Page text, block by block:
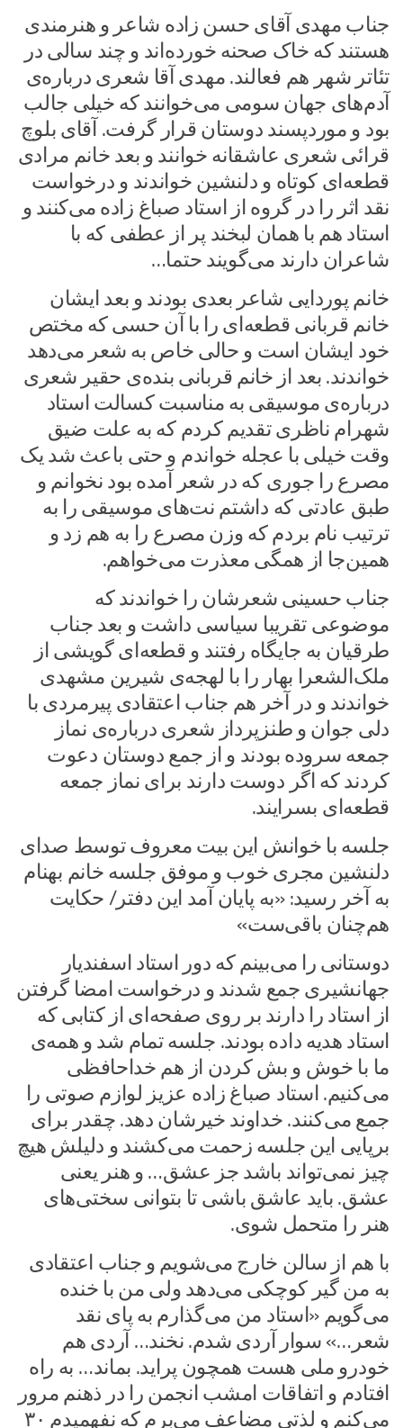
جناب مهدی آقای حسن زاده شاعر و هنرمندی
هستند که خاک صحنه خورده‌اند و چند سالی در
تئاتر شهر هم فعالند. مهدی آقا شعری درباره‌ی
آدم‌های جهان سومی می‌خوانند که خیلی جالب
بود و موردپسند دوستان قرار گرفت. آقای بلوچ
قرائی شعری عاشقانه خوانند و بعد خانم مرادی
قطعه‌ای کوتاه و دلنشین خواندند و درخواست
نقد اثر را در گروه از استاد صباغ زاده می‌کنند و
استاد هم با همان لبخند پر از عطفی که با
شاعران دارند می‌گویند حتما…
خانم پوردایی شاعر بعدی بودند و بعد ایشان
خانم قربانی قطعه‌ای را با آن حسی که مختص
خود ایشان است و حالی خاص به شعر می‌دهد
خواندند. بعد از خانم قربانی بنده‌ی حقیر شعری
درباره‌ی موسیقی به مناسبت کسالت استاد
شهرام ناظری تقدیم کردم که به علت ضیق
وقت خیلی با عجله خواندم و حتی باعث شد یک
مصرع را جوری که در شعر آمده بود نخوانم و
طبق عادتی که داشتم نت‌های موسیقی را به
ترتیب نام بردم که وزن مصرع را به هم زد و
همین‌جا از همگی معذرت می‌خواهم.
جناب حسینی شعرشان را خواندند که
موضوعی تقریبا سیاسی داشت و بعد جناب
طرقیان به جایگاه رفتند و قطعه‌ای گویشی از
ملک‌الشعرا بهار را با لهجه‌ی شیرین مشهدی
خواندند و در آخر هم جناب اعتقادی پیرمردی با
دلی جوان و طنزپرداز شعری درباره‌ی نماز
جمعه سروده بودند و از جمع دوستان دعوت
کردند که اگر دوست دارند برای نماز جمعه
قطعه‌ای بسرایند.
جلسه با خوانش این بیت معروف توسط صدای
دلنشین مجری خوب و موفق جلسه خانم بهنام
به آخر رسید: «به پایان آمد این دفتر/ حکایت
هم‌چنان باقی‌ست»
دوستانی را می‌بینم که دور استاد اسفندیار
جهانشیری جمع شدند و درخواست امضا گرفتن
از استاد را دارند بر روی صفحه‌ای از کتابی که
استاد هدیه داده بودند. جلسه تمام شد و همه‌ی
ما با خوش و بش کردن از هم‌ خداحافظی
می‌کنیم. استاد صباغ زاده عزیز لوازم صوتی را
جمع می‌کنند. خداوند خیرشان دهد. چقدر برای
برپایی این جلسه زحمت می‌کشند و دلیلش هیچ
چیز نمی‌تواند باشد جز عشق… و هنر یعنی
عشق. باید عاشق باشی تا بتوانی سختی‌های
هنر را متحمل شوی.
با هم از سالن خارج می‌شویم و جناب اعتقادی
به من گیر کوچکی می‌دهد ولی من با خنده
می‌گویم «استاد من می‌گذارم به پای نقد
شعر…» سوار آردی شدم. نخند… آردی هم
خودرو ملی هست همچون پراید. بماند… به راه
افتادم و اتفاقات امشب انجمن را در ذهنم مرور
می‌کنم و لذتی مضاعف می‌برم که نفهمیدم ۳۰